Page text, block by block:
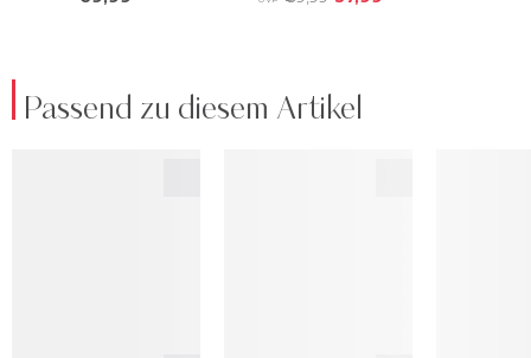
Passend zu diesem Artikel